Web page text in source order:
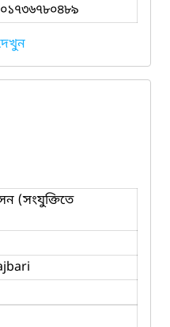
০১৭৩৬৭৮০৪৮৯
(সংযুক্তিতে